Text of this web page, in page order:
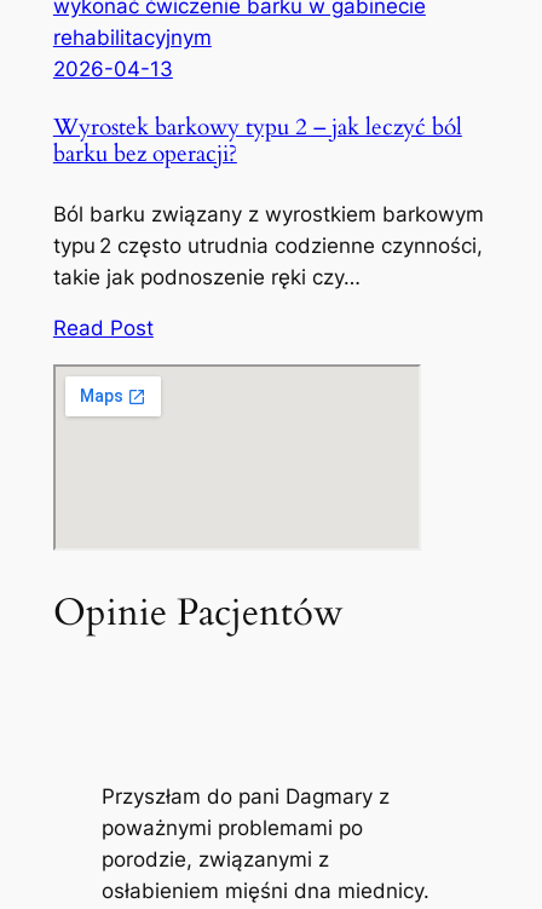
2026-04-13
Wyrostek barkowy typu 2 – jak leczyć ból
barku bez operacji?
Ból barku związany z wyrostkiem barkowym
typu 2 często utrudnia codzienne czynności,
takie jak podnoszenie ręki czy…
Read Post
Opinie Pacjentów
Przyszłam do pani Dagmary z
poważnymi problemami po
porodzie, związanymi z
osłabieniem mięśni dna miednicy.